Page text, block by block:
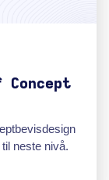
neste nivå.